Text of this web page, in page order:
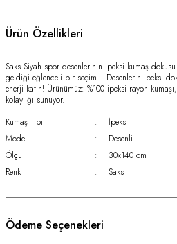
Ürün Özellikleri
Saks Siyah spor desenlerinin ipeksi kumaş
geldiği eğlenceli bir seçim… Desenlerin ipeksi
enerji katın! Ürünümüz: %100 ipeksi rayon
kolaylığı sunuyor.
Kumaş Tipi
:
İpeksi
Model
:
Desenli
Ölçü
:
30x140 cm
Renk
: Saks
Ödeme Seçenekleri